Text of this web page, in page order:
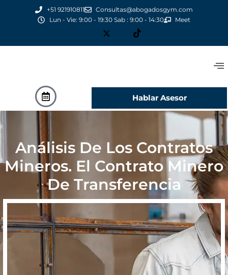
+51 921910811
Consultas@abogadosgym.com
Lun - Vie: 9:00 - 19:30 Sab : 9:00 - 14:30
Meet
Hablar Asesor
Análisis De Los Contratos
Mineros. El Contrato Minero
De Transferencia